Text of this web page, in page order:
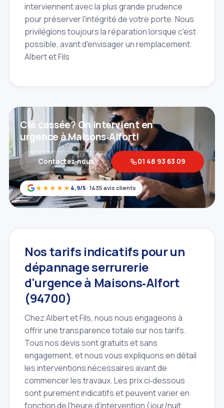
interviennent avec la plus grande prudence
pour préserver l'intégrité de votre porte. Nous
privilégions toujours la réparation lorsque c'est
possible, avant d'envisager un remplacement.
Albert et Fils
★★★★★ 4,9/5 · 1435 avis clients
Clé cassée? On intervient en
urgence à Maisons‑Alfort!
Contactez‑nous 01 48 93 63 09
Nos tarifs indicatifs pour un
dépannage serrurerie
d'urgence à Maisons‑Alfort
(94700)
Chez Albert et Fils, nous nous engageons à
offrir une transparence totale sur nos tarifs.
Tous nos devis sont gratuits et sans
engagement, et nous vous expliquons en détail
les interventions nécessaires avant de
commencer les travaux. Les prix ci‑dessous
sont purement indicatifs et peuvent varier en
fonction de l'heure d'intervention (jour/nuit,